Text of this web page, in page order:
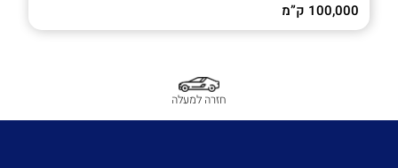
100,000 ק”מ
חזרה למעלה